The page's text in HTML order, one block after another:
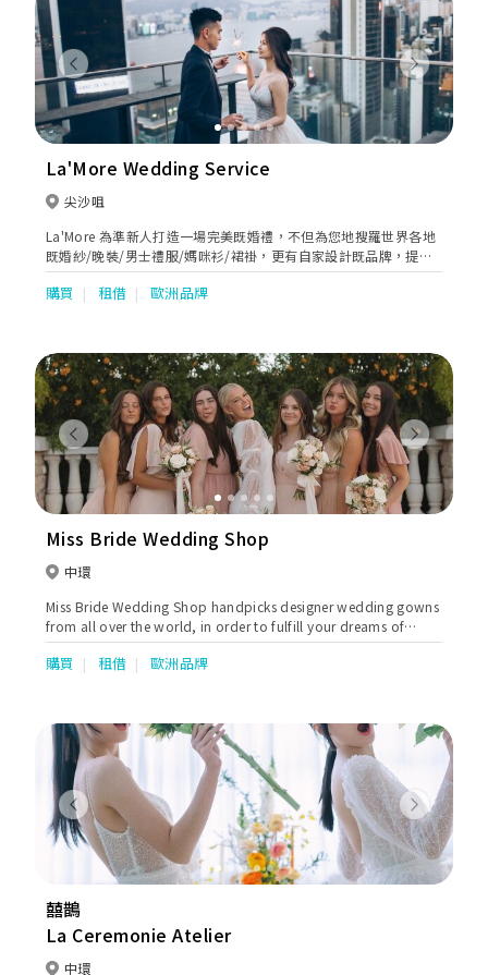
Previous Next
La'More Wedding Service
尖沙咀
La'More 為準新人打造一場完美既婚禮，不但為您地搜羅世界各地
既婚紗/晚裝/男士禮服/媽咪衫/裙褂，更有自家設計既品牌，提供
高品質既保證，讓您搵到心目中既the one。另外更提供專業化妝
和攝影。
購買 租借 歐洲品牌
Previous Next
Miss Bride Wedding Shop
中環
Miss Bride Wedding Shop handpicks designer wedding gowns
from all over the world, in order to fulfill your dreams of
being the most beautiful bride and shine on your wedding
day.
購買 租借 歐洲品牌
Previous Next
囍鵲
La Ceremonie Atelier
中環